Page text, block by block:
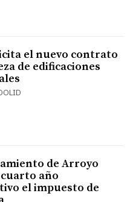
el nuevo contrato
de edificaciones
de Arroyo
año
el impuesto de